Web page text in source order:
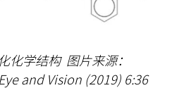
化学结构 图片来源：
and Vision (2019) 6:36